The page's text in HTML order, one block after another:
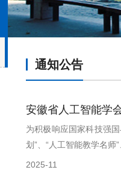
通知公告
安徽省人工智能学
为积极响应国家科技强
划”、“人工智能教学名师
2025-11